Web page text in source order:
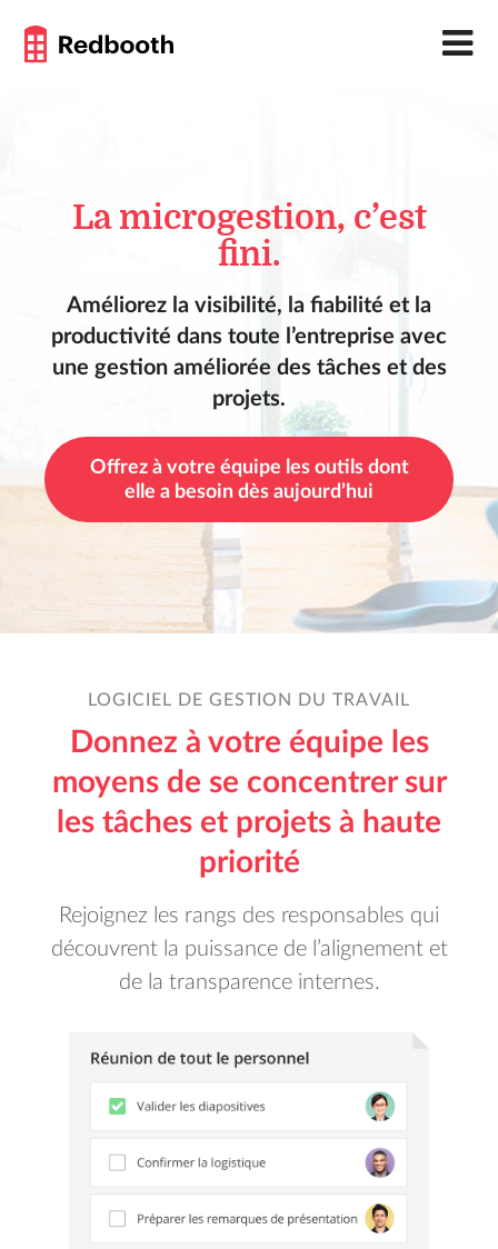
La microgestion, c’est
fini.
Améliorez la visibilité, la fiabilité et la
productivité dans toute l’entreprise avec
une gestion améliorée des tâches et des
projets.
Offrez à votre équipe les outils dont
elle a besoin dès aujourd’hui
LOGICIEL DE GESTION DU TRAVAIL
Donnez à votre équipe les
moyens de se concentrer sur
les tâches et projets à haute
priorité
Rejoignez les rangs des responsables qui
découvrent la puissance de l’alignement et
de la transparence internes.